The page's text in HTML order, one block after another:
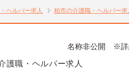
ヘルパー求人 柏市の介護職・ヘルパー求
名称非公開 ※詳
職・ヘルパー求人